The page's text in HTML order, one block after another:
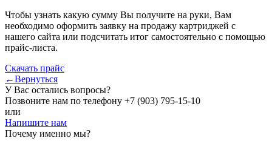
Чтобы узнать какую сумму Вы получите на руки, Вам
необходимо оформить заявку на продажу картриджей с
нашего сайта или подсчитать итог самостоятельно с помощью
прайс-листа.
Скачать прайс
←Вернуться
У Вас остались вопросы?
Позвоните нам по телефону +7 (903) 795-15-10
или
Напишите нам
Почему именно мы?